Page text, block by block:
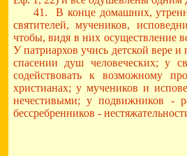
41. В конце домашних,
святителей, мучеников,
чтобы, видя в них осуществление
У патриархов учись детской вере
спасении душ человеческих; у
содействовать к возможному
христианах; у мучеников и
нечестивыми; у подвижников -
бессребренников -